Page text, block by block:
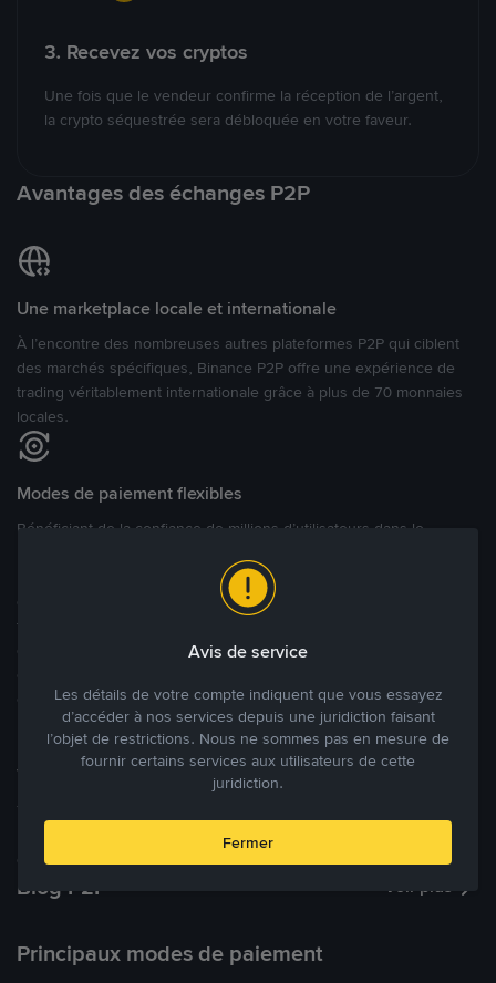
3. Recevez vos cryptos
Une fois que le vendeur confirme la réception de l’argent,
la crypto séquestrée sera débloquée en votre faveur.
Avantages des échanges P2P
Une marketplace locale et internationale
À l’encontre des nombreuses autres plateformes P2P qui ciblent
des marchés spécifiques, Binance P2P offre une expérience de
trading véritablement internationale grâce à plus de 70 monnaies
locales.
Modes de paiement flexibles
Bénéficiant de la confiance de millions d’utilisateurs dans le
réalisation de trades en cryptomonnaies dans plus de 800 modes
de paiement et plus de 100 monnaies fiat. Les utilisateurs peuvent
facilement acheter, vendre et trader des cryptomonnaies
directement avec d’autres utilisateurs, tout en définissant leurs prix
cryptomonnaies ouverte.
Tradez à des prix avantageux pour vous
Tradez des cryptos en étant libres d’acheter et de vendre à votre
prix. Achetez ou vendez à partir des offres existantes, ou créez
des annonces commerciales pour fixer vos propres prix.
Blog P2P Voir plus
Principaux modes de paiement
Avis de service
Les détails de votre compte indiquent que vous essayez
d’accéder à nos services depuis une juridiction faisant
l’objet de restrictions. Nous ne sommes pas en mesure de
fournir certains services aux utilisateurs de cette
juridiction.
Fermer